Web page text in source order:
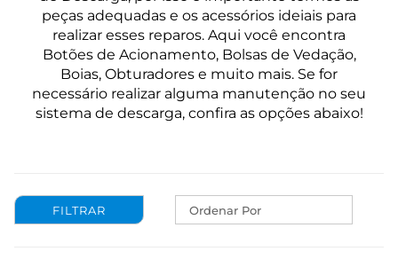
peças adequadas e os acessórios ideiais para
realizar esses reparos. Aqui você encontra
Botões de Acionamento, Bolsas de Vedação,
Boias, Obturadores e muito mais. Se for
necessário realizar alguma manutenção no seu
sistema de descarga, confira as opções abaixo!
Ordenar Por